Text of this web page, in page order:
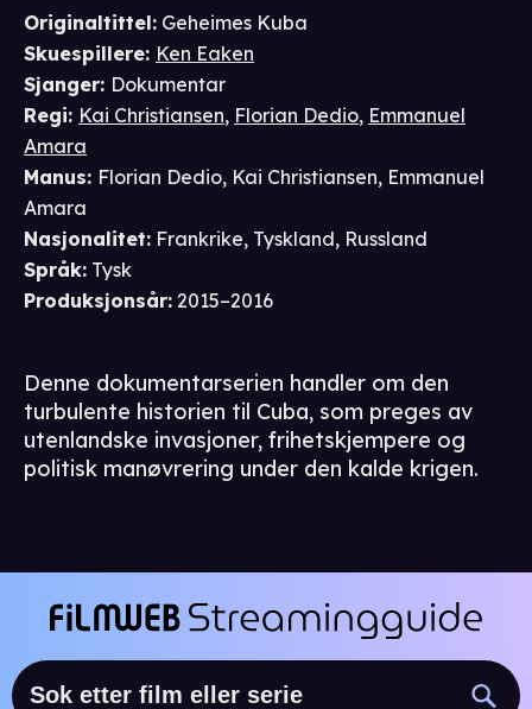
Originaltittel: Geheimes Kuba
Skuespillere: Ken Eaken
Sjanger: Dokumentar
Regi: Kai Christiansen, Florian Dedio, Emmanuel
Amara
Manus: Florian Dedio, Kai Christiansen, Emmanuel
Amara
Nasjonalitet: Frankrike, Tyskland, Russland
Språk: Tysk
Produksjonsår: 2015–2016
Denne dokumentarserien handler om den
turbulente historien til Cuba, som preges av
utenlandske invasjoner, frihetskjempere og
politisk manøvrering under den kalde krigen.